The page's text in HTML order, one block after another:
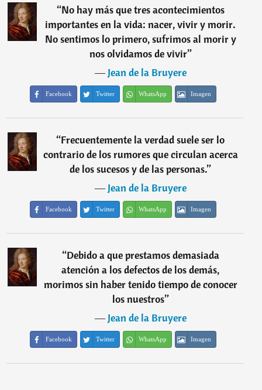
“No hay más que tres acontecimientos
importantes en la vida: nacer, vivir y morir.
No sentimos lo primero, sufrimos al morir y
nos olvidamos de vivir”
―Jean de la Bruyere
Facebook Twitter WhatsApp Imagen
“Frecuentemente la verdad suele ser lo
contrario de los rumores que circulan acerca
de los sucesos y de las personas.”
―Jean de la Bruyere
Facebook Twitter WhatsApp Imagen
“Debido a que prestamos demasiada
atención a los defectos de los demás,
morimos sin haber tenido tiempo de conocer
los nuestros”
―Jean de la Bruyere
Facebook Twitter WhatsApp Imagen